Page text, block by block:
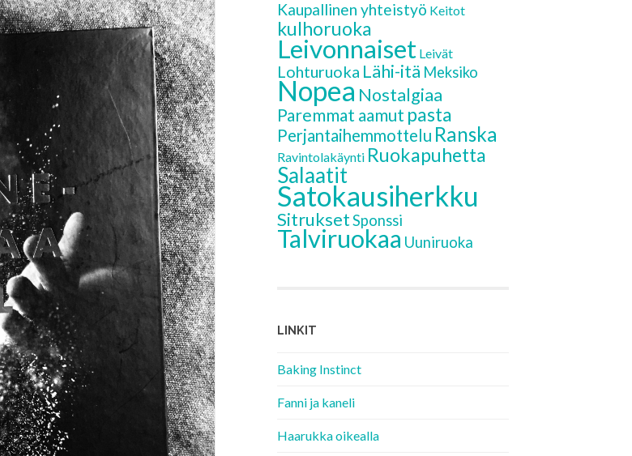
Kaupallinen yhteistyö Keitot
kulhoruoka
Leivonnaiset Leivät
Lohturuoka Lähi-itä Meksiko
Nopea Nostalgiaa
Paremmat aamut pasta
Perjantaihemmottelu Ranska
Ravintolakäynti Ruokapuhetta
Salaatit
Satokausiherkku
SitruksetSponssi
Talviruokaa Uuniruoka
LINKIT
Baking Instinct
Fanni ja kaneli
Haarukka oikealla